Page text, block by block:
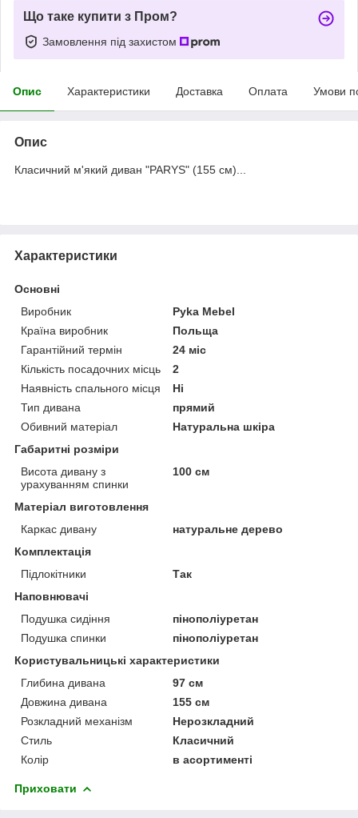
Що таке купити з Пром?
Замовлення під захистом
Опис Характеристики Доставка Оплата Умови
Опис
Класичний м'який диван "PARYS" (155 см)...
Характеристики
Основні
Виробник
Pyka Mebel
Країна виробник
Польща
Гарантійний термін
24 міс
Кількість посадочних місць
2
Наявність спального місця
Ні
Тип дивана
прямий
Обивний матеріал
Натуральна шкіра
Габаритні розміри
Висота дивану з
урахуванням спинки
100 см
Матеріал виготовлення
Каркас дивану
натуральне дерево
Комплектація
Підлокітники
Так
Наповнювачі
Подушка сидіння
пінополіуретан
Подушка спинки
пінополіуретан
Користувальницькі характеристики
Глибина дивана
97 см
Довжина дивана
155 см
Розкладний механізм
Нерозкладний
Стиль
Класичний
Колір
в асортименті
Приховати